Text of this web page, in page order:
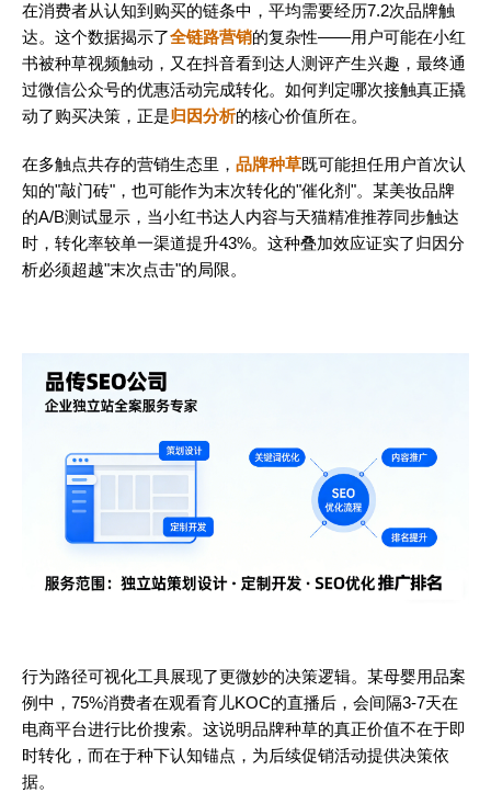
在消费者从认知到购买的链条中，平均需要经历7.2次品牌触
达。这个数据揭示了全链路营销的复杂性——用户可能在小红
书被种草视频触动，又在抖音看到达人测评产生兴趣，最终通
过微信公众号的优惠活动完成转化。如何判定哪次接触真正撬
动了购买决策，正是归因分析的核心价值所在。
在多触点共存的营销生态里， 品牌种草既可能担任用户首次认
知的"敲门砖"，也可能作为末次转化的"催化剂"。某美妆品牌
的A/B测试显示，当小红书达人内容与天猫精准推荐同步触达
时，转化率较单一渠道提升43%。这种叠加效应证实了归因分
析必须超越"末次点击"的局限。
行为路径可视化工具展现了更微妙的决策逻辑。某母婴用品案
例中，75%消费者在观看育儿KOC的直播后，会间隔3-7天在
电商平台进行比价搜索。这说明品牌种草的真正价值不在于即
时转化，而在于种下认知锚点，为后续促销活动提供决策依
据。